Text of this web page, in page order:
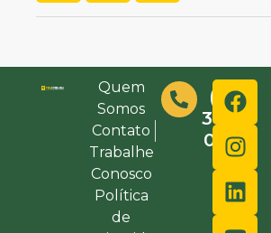
Quem
Somos
Contato
Trabalhe
Conosco
Política
de
(48)
3632-
0000